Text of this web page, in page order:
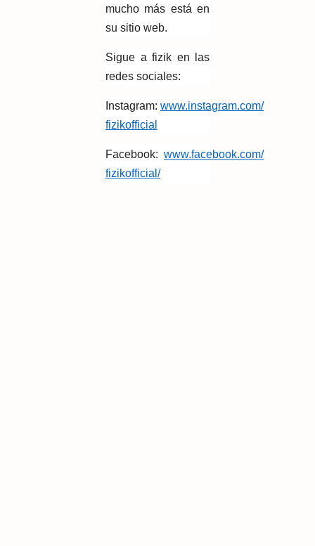
mucho más está en
su sitio web.
Sigue a fizik en las
redes sociales:
Instagram: www.instagram.com/
fizikofficial
Facebook: www.facebook.com/
fizikofficial/